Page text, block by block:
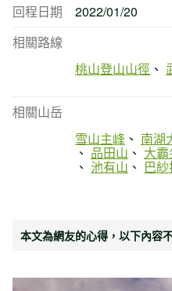
回程日期
2022/01/20
相關路線
桃山登山山徑
相關山岳
雪山主峰
南湖
品田山 大
池有山 巴
本文為網友的心得，以下內容